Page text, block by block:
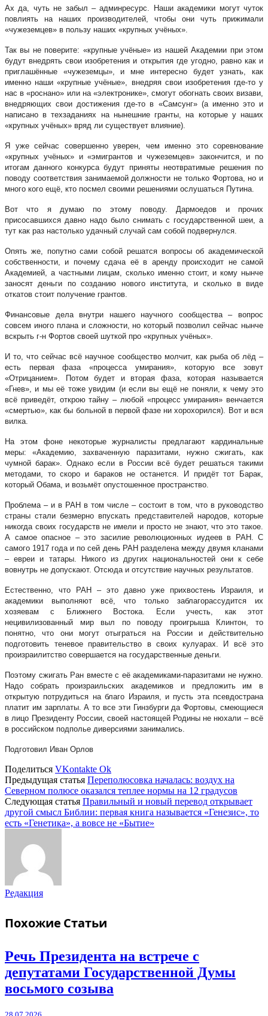
Ах да, чуть не забыл – админресурс. Наши академики могут чуток
повлиять на наших производителей, чтобы они чуть прижимали
«чужеземцев» в пользу наших «крупных учёных».
Так вы не поверите: «крупные учёные» из нашей Академии при этом
будут внедрять свои изобретения и открытия где угодно, равно как и
приглашённые «чужеземцы», и мне интересно будет узнать, как
именно наши «крупные учёные», внедряя свои изобретения где-то у
нас в «роснано» или на «электронике», смогут обогнать своих визави,
внедряющих свои достижения где-то в «Самсунг» (а именно это и
написано в техзаданиях на нынешние гранты, на которые у наших
«крупных учёных» вряд ли существует влияние).
Я уже сейчас совершенно уверен, чем именно это соревнование
«крупных учёных» и «эмигрантов и чужеземцев» закончится, и по
итогам данного конкурса будут приняты неотвратимые решения по
поводу соответствия занимаемой должности не только Фортова, но и
много кого ещё, кто посмел своими решениями ослушаться Путина.
Вот что я думаю по этому поводу. Дармоедов и прочих
присосавшихся давно надо было снимать с государственной шеи, а
тут как раз настолько удачный случай сам собой подвернулся.
Опять же, попутно сами собой решатся вопросы об академической
собственности, и почему сдача её в аренду происходит не самой
Академией, а частными лицам, сколько именно стоит, и кому нынче
заносят деньги по созданию нового института, и сколько в виде
откатов стоит получение грантов.
Финансовые дела внутри нашего научного сообщества – вопрос
совсем иного плана и сложности, но который позволил сейчас нынче
вскрыть г-н Фортов своей шуткой про «крупных учёных».
И то, что сейчас всё научное сообщество молчит, как рыба об лёд –
есть первая фаза «процесса умирания», которую все зовут
«Отрицанием». Потом будет и вторая фаза, которая называется
«Гнев», и мы её тоже увидим (и если вы ещё не поняли, к чему это
всё приведёт, открою тайну – любой «процесс умирания» венчается
«смертью», как бы больной в первой фазе ни хорохорился). Вот и вся
вилка.
На этом фоне некоторые журналисты предлагают кардинальные
меры: «Академию, захваченную паразитами, нужно сжигать, как
чумной барак». Однако если в России всё будет решаться такими
методами, то скоро и бараков не останется. И придёт тот Барак,
который Обама, и возьмёт опустошенное пространство.
Проблема – и в РАН в том числе – состоит в том, что в руководство
страны стали безмерно впускать представителей народов, которые
никогда своих государств не имели и просто не знают, что это такое.
А самое опасное – это засилие революционных иудеев в РАН. С
самого 1917 года и по сей день РАН разделена между двумя кланами
– евреи и татары. Никого из других национальностей они к себе
вовнутрь не допускают. Отсюда и отсутствие научных результатов.
Естественно, что РАН – это давно уже прихвостень Израиля, и
академики выполняют всё, что только заблагорассудится их
хозяевам с Ближнего Востока. Если учесть, как этот
нецивилизованный мир выл по поводу проигрыша Клинтон, то
понятно, что они могут отыграться на России и действительно
подготовить теневое правительство в своих кулуарах. И всё это
произраилитство совершается на государственные деньги.
Поэтому сжигать Ран вместе с её академиками-паразитами не нужно.
Надо собрать произраильских академиков и предложить им в
открытую потрудиться на благо Израиля, и пусть эта псевдострана
платит им зарплаты. А то все эти Гинзбурги да Фортовы, смеющиеся
в лицо Президенту России, своей настоящей Родины не нюхали – всё
в российском подполье диверсиями занимались.
Подготовил Иван Орлов
Поделиться VKontakte Ok
Предыдущая статья Переполюсовка началась: воздух на
Северном полюсе оказался теплее нормы на 12 градусов
Следующая статья Правильный и новый перевод открывает
другой смысл Библии: первая книга называется «Генезис», то
есть «Генетика», а вовсе не «Бытие»
Редакция
Похожие Статьи
Речь Президента на встрече с
депутатами Государственной Думы
восьмого созыва